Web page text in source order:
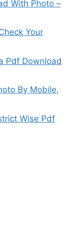
With Photo –
Your
Pdf Download
By Mobile,
Wise Pdf